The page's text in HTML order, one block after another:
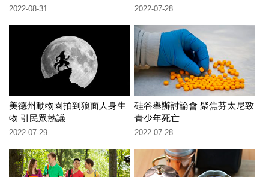
2022-08-31 2022-07-28
美德州動物園拍到狼面人身生
物 引民眾熱議
2022-07-29
硅谷舉辦討論會 聚焦芬太尼致
青少年死亡
2022-07-28